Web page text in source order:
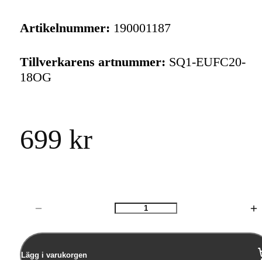
Artikelnummer: 190001187
Tillverkarens artnummer: SQ1-EUFC20-
18OG
699 kr
Antal
Lägg i varukorgen